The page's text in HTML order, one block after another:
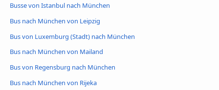
Busse von Istanbul nach München
Bus nach München von Leipzig
Bus von Luxemburg (Stadt) nach München
Bus nach München von Mailand
Bus von Regensburg nach München
Bus nach München von Rijeka